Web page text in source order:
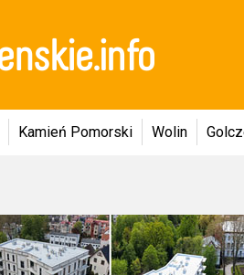
Kamień Pomorski Wolin